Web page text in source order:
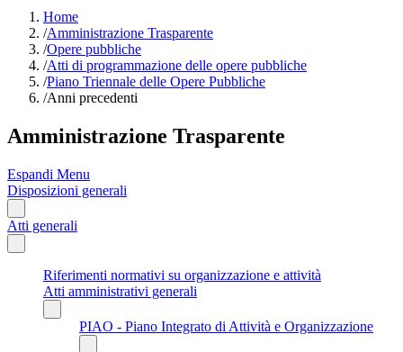
Home
/Amministrazione Trasparente
/Opere pubbliche
/Atti di programmazione delle opere pubbliche
/Piano Triennale delle Opere Pubbliche
/Anni precedenti
Amministrazione Trasparente
Espandi Menu
Disposizioni generali
Atti generali
Riferimenti normativi su organizzazione e attività
Atti amministrativi generali
PIAO - Piano Integrato di Attività e Organizzazione